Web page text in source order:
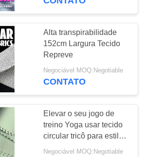
desgaste da
164
Alta transpirabilidade
152cm Largura Tecido
Repreve
Negociável MOQ:Negotiable
CONTATO
Elevar o seu jogo de
treino Yoga usar tecido
circular tricô para estilo
de vida ativo
Negociável MOQ:Negotiable